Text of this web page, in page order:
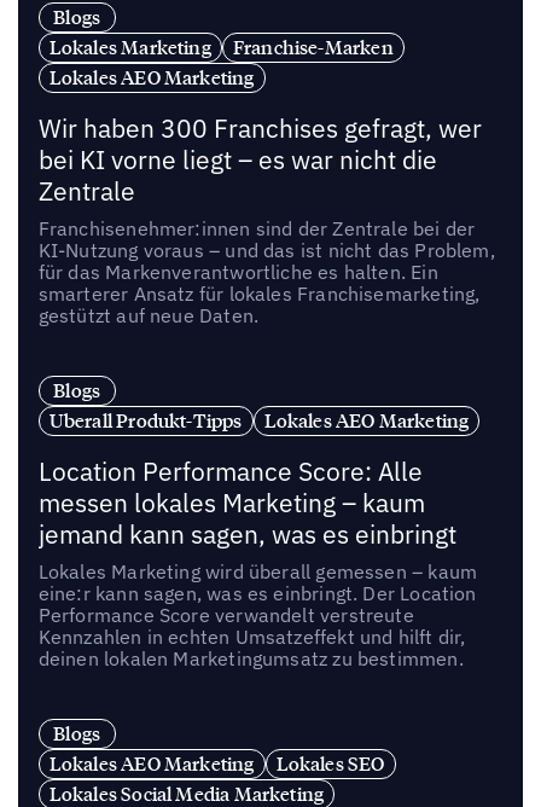
Blogs
Lokales Marketing
Franchise-Marken
Lokales AEO Marketing
Wir haben 300 Franchises gefragt, wer
bei KI vorne liegt – es war nicht die
Zentrale
Franchisenehmer:innen sind der Zentrale bei der
KI-Nutzung voraus – und das ist nicht das Problem,
für das Markenverantwortliche es halten. Ein
smarterer Ansatz für lokales Franchisemarketing,
gestützt auf neue Daten.
Blogs
Uberall Produkt-Tipps
Lokales AEO Marketing
Location Performance Score: Alle
messen lokales Marketing – kaum
jemand kann sagen, was es einbringt
Lokales Marketing wird überall gemessen – kaum
eine:r kann sagen, was es einbringt. Der Location
Performance Score verwandelt verstreute
Kennzahlen in echten Umsatzeffekt und hilft dir,
deinen lokalen Marketingumsatz zu bestimmen.
Blogs
Lokales AEO Marketing
Lokales SEO
Lokales Social Media Marketing